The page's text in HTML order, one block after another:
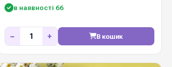
в наявності 66
− + В кошик